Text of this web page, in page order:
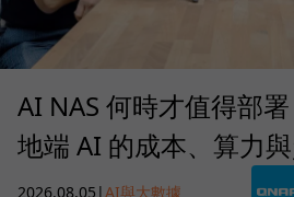
AI NAS 何時才值得部
地端 AI 的成本、算力
2026.08.05 |AI與大數據